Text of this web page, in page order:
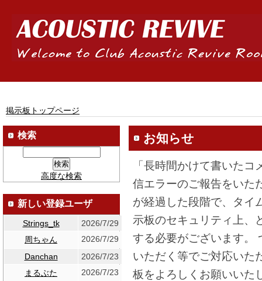
掲示板トップページ
お知らせ
「長時間かけて書いた
信エラーのご報告をいた
が経過した段階で、タイ
示板のセキュリティ上、
する必要がございます。
いただく等でご対応いた
板をよろしくお願いいた
検索
高度な検索
新しい登録ユーザ
Strings_tk
2026/7/29
周ちゃん
2026/7/29
Danchan
2026/7/23
まるぶた
2026/7/23